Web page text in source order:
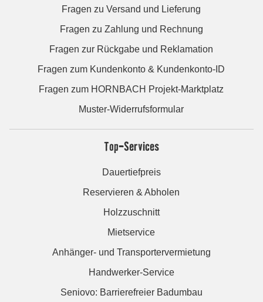
Fragen zu Versand und Lieferung
Fragen zu Zahlung und Rechnung
Fragen zur Rückgabe und Reklamation
Fragen zum Kundenkonto & Kundenkonto-ID
Fragen zum HORNBACH Projekt-Marktplatz
Muster-Widerrufsformular
Top-Services
Dauertiefpreis
Reservieren & Abholen
Holzzuschnitt
Mietservice
Anhänger- und Transportervermietung
Handwerker-Service
Seniovo: Barrierefreier Badumbau